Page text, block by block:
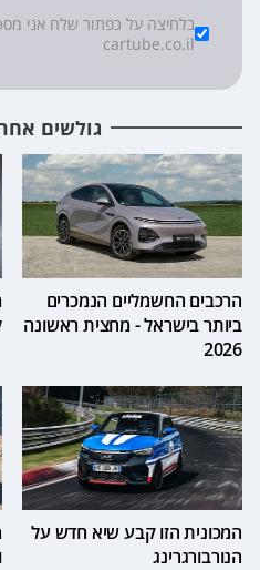
Checkboxes
*
cartube.co.il
גולשים
הרכבים החשמליים הנמכרים
ביותר בישראל - מחצית ראשונה
2026
המכונית הזו קבע שיא חדש על
הנורבורגרינג